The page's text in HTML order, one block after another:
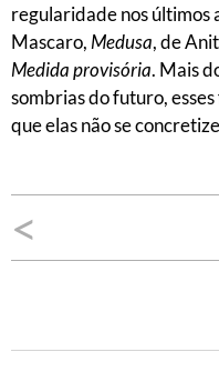
regularidade nos últimos
Mascaro, Medusa, de
Medida provisória. Mais
sombrias do futuro,
que elas não se
Navegação
de
<